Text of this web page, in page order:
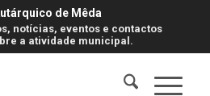
de Mêda
notícias, eventos e contactos
a atividade municipal.